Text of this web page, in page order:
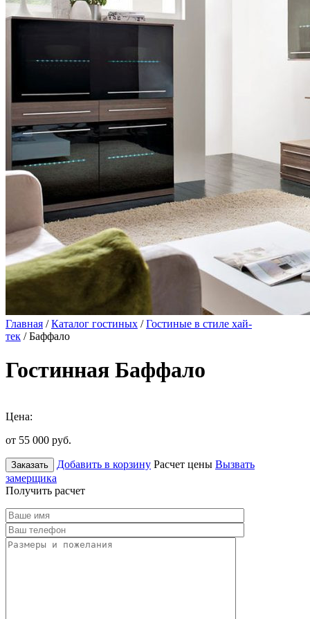
Главная /Каталог гостиных /Гостиные в стиле хай-
тек / Баффало
Гостинная Баффало
Цена:
от 55 000 руб.
Заказать Добавить в корзину Расчет цены Вызвать
замерщика
Получить расчет